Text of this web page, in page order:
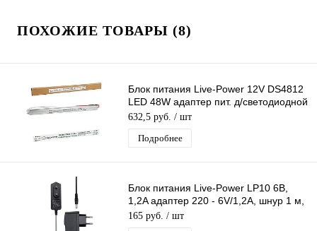
ПОХОЖИЕ ТОВАРЫ (8)
Блок питания Live-Power 12V DS4812
LED 48W адаптер пит. д/светодиодной
ленты Ультратонкий DC Ip20
632,5 руб. / шт
Подробнее
Блок питания Live-Power LP10 6В,
1,2A адаптер 220 - 6V/1,2A, шнур 1 м,
штекер 5.5*2,5 мм
165 руб. / шт